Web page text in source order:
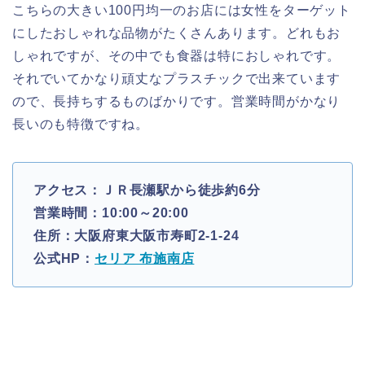
こちらの大きい100円均一のお店には女性をターゲット
にしたおしゃれな品物がたくさんあります。どれもお
しゃれですが、その中でも食器は特におしゃれです。
それでいてかなり頑丈なプラスチックで出来ています
ので、長持ちするものばかりです。営業時間がかなり
長いのも特徴ですね。
アクセス：ＪＲ長瀬駅から徒歩約6分
営業時間：10:00～20:00
住所：大阪府東大阪市寿町2-1-24
公式HP： セリア 布施南店